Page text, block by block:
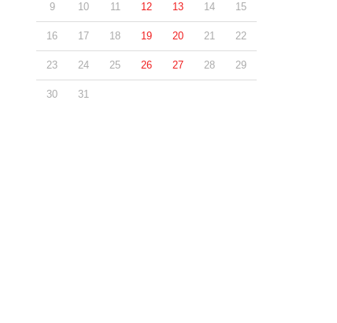
9 10 11 12 13 14 15
16 17 18 19 20 21 22
23 24 25 26 27 28 29
30 31